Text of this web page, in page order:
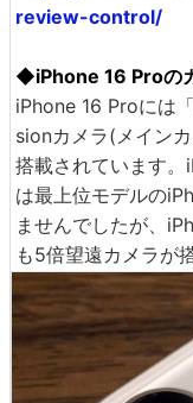
review-control/
◆iPhone 16 Proの
iPhone 16 Proには
sionカメラ(メイン
搭載されています
は最上位モデルの
ませんでしたが、
も5倍望遠カメラが